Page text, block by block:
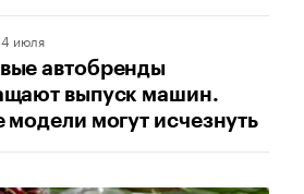
июля
автобренды
выпуск машин.
модели могут исчезнуть